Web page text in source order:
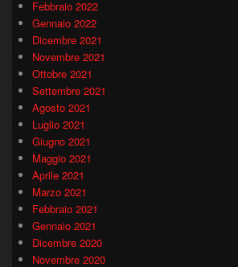
Febbraio 2022
Gennaio 2022
Dicembre 2021
Novembre 2021
Ottobre 2021
Settembre 2021
Agosto 2021
Luglio 2021
Giugno 2021
Maggio 2021
Aprile 2021
Marzo 2021
Febbraio 2021
Gennaio 2021
Dicembre 2020
Novembre 2020